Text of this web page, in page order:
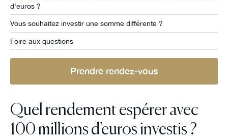
d'euros ?
Vous souhaitez investir une somme différente ?
Foire aux questions
Prendre rendez-vous
Quel rendement espérer avec
100 millions d'euros investis ?